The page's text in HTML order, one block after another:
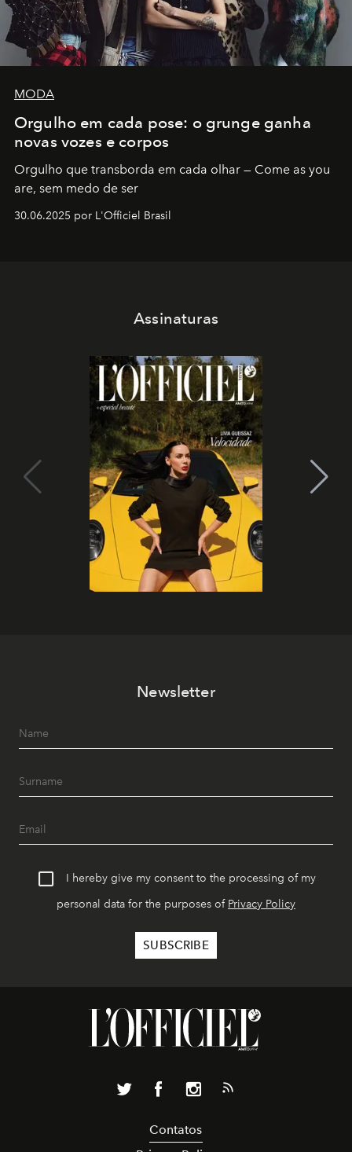
MODA
Orgulho em cada pose: o grunge ganha
novas vozes e corpos
Orgulho que transborda em cada olhar — Come as you
are, sem medo de ser
30.06.2025 por L'Officiel Brasil
Assinaturas
Newsletter
I hereby give my consent to the processing of my
personal data for the purposes of Privacy Policy
Contatos